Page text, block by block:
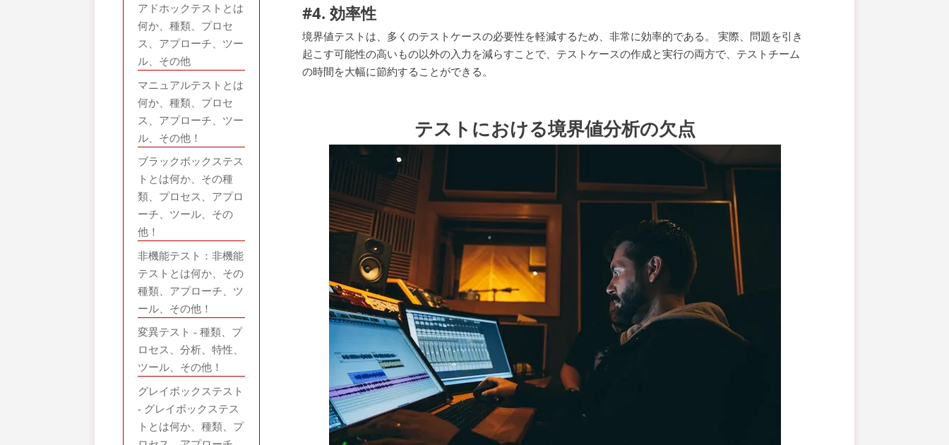
#4. 効率性
境界値テストは、多くのテストケースの必要性を軽減するため、非常に効率的である。 実際、問題を引き
起こす可能性の高いもの以外の入力を減らすことで、テストケースの作成と実行の両方で、テストチーム
の時間を大幅に節約することができる。
テストにおける境界値分析の欠点
アドホックテストとは
何か、種類、プロセ
ス、アプローチ、ツー
ル、その他
マニュアルテストとは
何か、種類、プロセ
ス、アプローチ、ツー
ル、その他！
ブラックボックステス
トとは何か、その種
類、プロセス、アプロ
ーチ、ツール、その
他！
非機能テスト：非機能
テストとは何か、その
種類、アプローチ、ツ
ール、その他！
変異テスト - 種類、プ
ロセス、分析、特性、
ツール、その他！
グレイボックステスト
- グレイボックステス
トとは何か、種類、プ